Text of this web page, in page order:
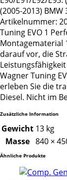
(2005-2013) BMW
Artikelnummer:
Tuning EVO 1
Montagematerial
darauf vor, die
Wagner Tuning
erleben Sie die
Diesel. Nicht im
Zusätzliche Information
Gewicht 13 kg
Masse 840 ×
Ähnliche Produkte